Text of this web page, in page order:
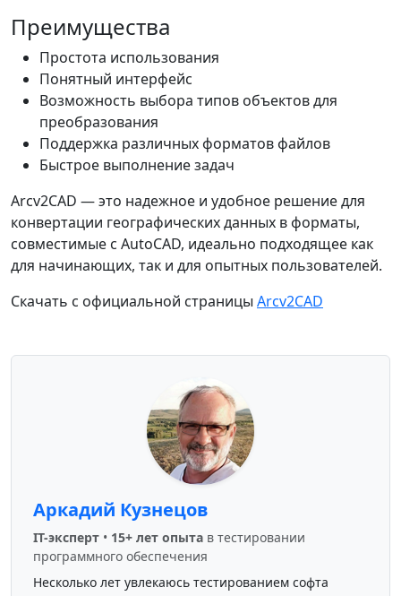
Преимущества
Простота использования
Понятный интерфейс
Возможность выбора типов объектов для
преобразования
Поддержка различных форматов файлов
Быстрое выполнение задач
Arcv2CAD — это надежное и удобное решение для
конвертации географических данных в форматы,
совместимые с AutoCAD, идеально подходящее как
для начинающих, так и для опытных пользователей.
Скачать с официальной страницы Arcv2CAD
Аркадий Кузнецов
IT-эксперт • 15+ лет опыта в тестировании
программного обеспечения
Несколько лет увлекаюсь тестированием софта